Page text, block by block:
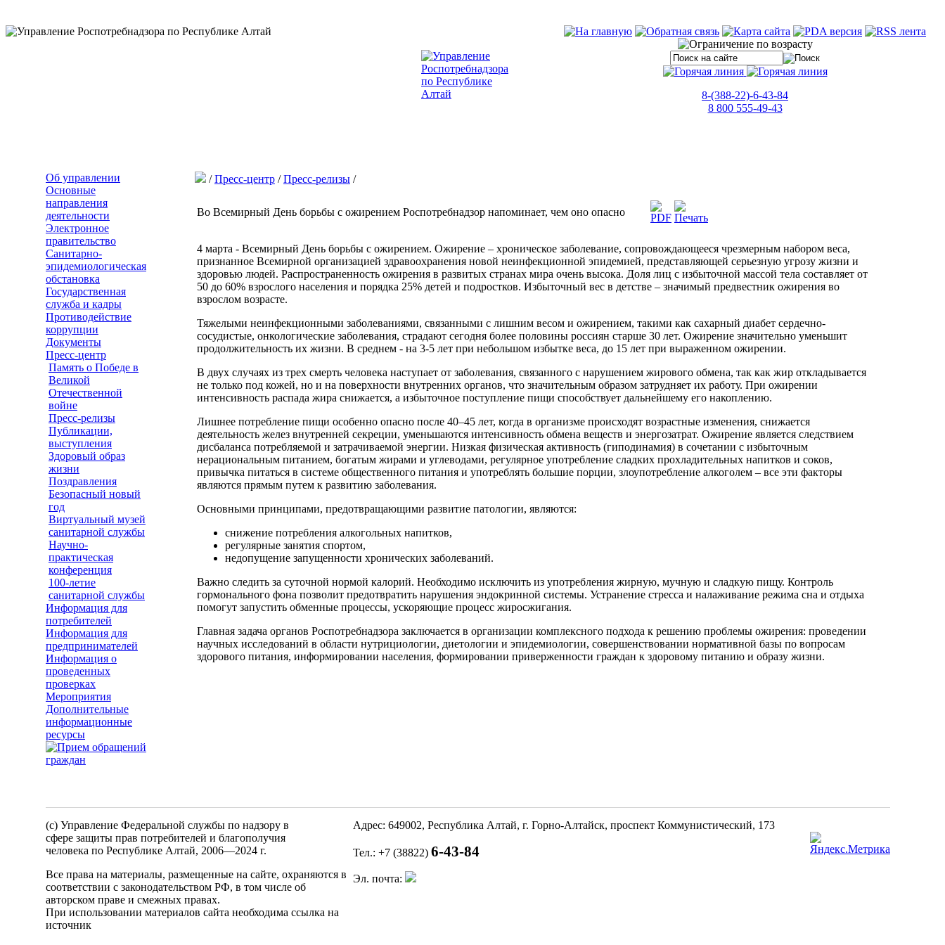
8-(388-22)-6-43-84
8 800 555-49-43
Об управлении
Основные
направления
деятельности
Электронное
правительство
Санитарно-
эпидемиологическая
обстановка
Государственная
служба и кадры
Противодействие
коррупции
Документы
Пресс-центр
Память о Победе в
Великой
Отечественной
войне
Пресс-релизы
Публикации,
выступления
Здоровый образ
жизни
Поздравления
Безопасный новый
год
Виртуальный музей
санитарной службы
Научно-
практическая
конференция
100-летие
санитарной службы
Информация для
потребителей
Информация для
предпринимателей
Информация о
проведенных
проверках
Мероприятия
Дополнительные
информационные
ресурсы
/Пресс-центр /Пресс-релизы /
Во Всемирный День борьбы с ожирением Роспотребнадзор напоминает, чем оно опасно
4 марта - Всемирный День борьбы с ожирением. Ожирение – хроническое заболевание, сопровождающееся чрезмерным набором веса,
признанное Всемирной организацией здравоохранения новой неинфекционной эпидемией, представляющей серьезную угрозу жизни и
здоровью людей. Распространенность ожирения в развитых странах мира очень высока. Доля лиц с избыточной массой тела составляет от
50 до 60% взрослого населения и порядка 25% детей и подростков. Избыточный вес в детстве – значимый предвестник ожирения во
взрослом возрасте.
Тяжелыми неинфекционными заболеваниями, связанными с лишним весом и ожирением, такими как сахарный диабет сердечно-
сосудистые, онкологические заболевания, страдают сегодня более половины россиян старше 30 лет. Ожирение значительно уменьшит
продолжительность их жизни. В среднем - на 3-5 лет при небольшом избытке веса, до 15 лет при выраженном ожирении.
В двух случаях из трех смерть человека наступает от заболевания, связанного с нарушением жирового обмена, так как жир откладывается
не только под кожей, но и на поверхности внутренних органов, что значительным образом затрудняет их работу. При ожирении
интенсивность распада жира снижается, а избыточное поступление пищи способствует дальнейшему его накоплению.
Лишнее потребление пищи особенно опасно после 40–45 лет, когда в организме происходят возрастные изменения, снижается
деятельность желез внутренней секреции, уменьшаются интенсивность обмена веществ и энергозатрат. Ожирение является следствием
дисбаланса потребляемой и затрачиваемой энергии. Низкая физическая активность (гиподинамия) в сочетании с избыточным
нерациональным питанием, богатым жирами и углеводами, регулярное употребление сладких прохладительных напитков и соков,
привычка питаться в системе общественного питания и употреблять большие порции, злоупотребление алкоголем – все эти факторы
являются прямым путем к развитию заболевания.
Основными принципами, предотвращающими развитие патологии, являются:
снижение потребления алкогольных напитков,
регулярные занятия спортом,
недопущение запущенности хронических заболеваний.
Важно следить за суточной нормой калорий. Необходимо исключить из употребления жирную, мучную и сладкую пищу. Контроль
гормонального фона позволит предотвратить нарушения эндокринной системы. Устранение стресса и налаживание режима сна и отдыха
помогут запустить обменные процессы, ускоряющие процесс жиросжигания.
Главная задача органов Роспотребнадзора заключается в организации комплексного подхода к решению проблемы ожирения: проведении
научных исследований в области нутрициологии, диетологии и эпидемиологии, совершенствовании нормативной базы по вопросам
здорового питания, информировании населения, формировании приверженности граждан к здоровому питанию и образу жизни.
(c) Управление Федеральной службы по надзору в
сфере защиты прав потребителей и благополучия
человека по Республике Алтай, 2006—2024 г.
Все права на материалы, размещенные на сайте, охраняются в
соответствии с законодательством РФ, в том числе об
авторском праве и смежных правах.
При использовании материалов сайта необходима ссылка на
источник
Адрес: 649002, Республика Алтай, г. Горно-Алтайск, проспект Коммунистический, 173
Тел.: +7 (38822) 6-43-84
Эл. почта: